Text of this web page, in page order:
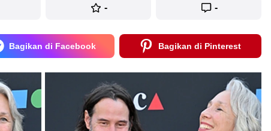
- -
Bagikan di Facebook Bagikan di Pinterest